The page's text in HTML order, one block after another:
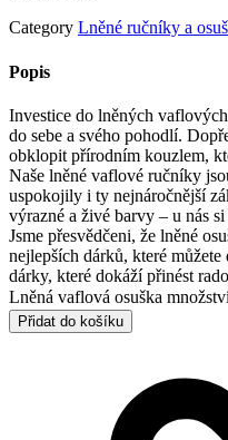
Category Lněné ručníky a
Popis
Investice do lněných
do sebe a svého pohodlí.
obklopit přírodním kouzlem,
Naše lněné vaflové ručníky
uspokojily i ty nejnáročnější
výrazné a živé barvy – u nás
Jsme přesvědčeni, že lněné
nejlepších dárků, které
dárky, které dokáží přinést
Lněná vaflová osuška
Přidat do košíku